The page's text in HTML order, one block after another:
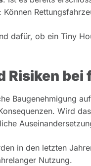
: Können
dafür, ob ein Tiny
Risiken bei
Baugenehmigung
Wird
in den letzten
Nutzung.